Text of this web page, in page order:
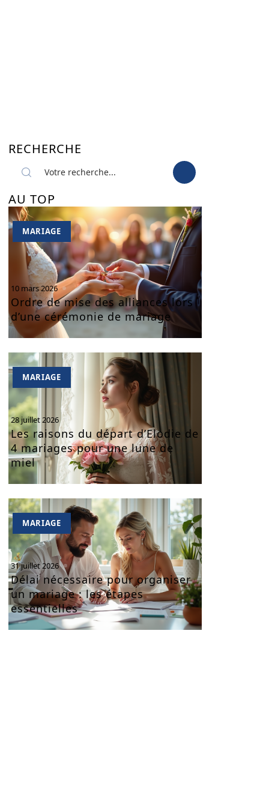
RECHERCHE
AU TOP
MARIAGE
10 mars 2026
Ordre de mise des alliances lors
d’une cérémonie de mariage
MARIAGE
28 juillet 2026
Les raisons du départ d’Elodie de
4 mariages pour une lune de
miel
MARIAGE
31 juillet 2026
Délai nécessaire pour organiser
un mariage : les étapes
essentielles